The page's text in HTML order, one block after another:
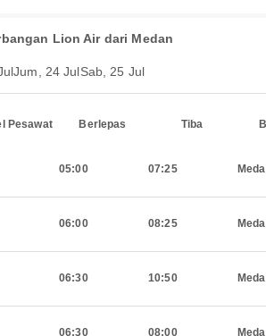
Lion Air dari Medan
Jum, 24 JulSab, 25 Jul
Pesawat Berlepas Tiba
05:00 07:25
06:00 08:25
06:30 10:50
06:30 08:00